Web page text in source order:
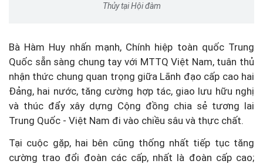
Thủy tại Hội đàm
Bà Hàm Huy nhấn mạnh, Chính hiệp toàn quốc Trung
Quốc sẵn sàng chung tay với MTTQ Việt Nam, tuân thủ
nhận thức chung quan trọng giữa Lãnh đạo cấp cao hai
Đảng, hai nước, tăng cường hợp tác, giao lưu hữu nghị
và thúc đẩy xây dựng Cộng đồng chia sẻ tương lai
Trung Quốc - Việt Nam đi vào chiều sâu và thực chất.
Tại cuộc gặp, hai bên cũng thống nhất tiếp tục tăng
cường trao đổi đoàn các cấp, nhất là đoàn cấp cao;